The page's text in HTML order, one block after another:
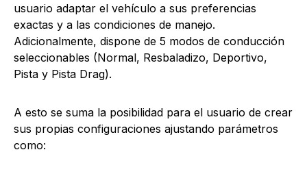
usuario adaptar el vehículo a sus preferencias
exactas y a las condiciones de manejo.
Adicionalmente, dispone de 5 modos de conducción
seleccionables (Normal, Resbaladizo, Deportivo,
Pista y Pista Drag).
A esto se suma la posibilidad para el usuario de crear
sus propias configuraciones ajustando parámetros
como: